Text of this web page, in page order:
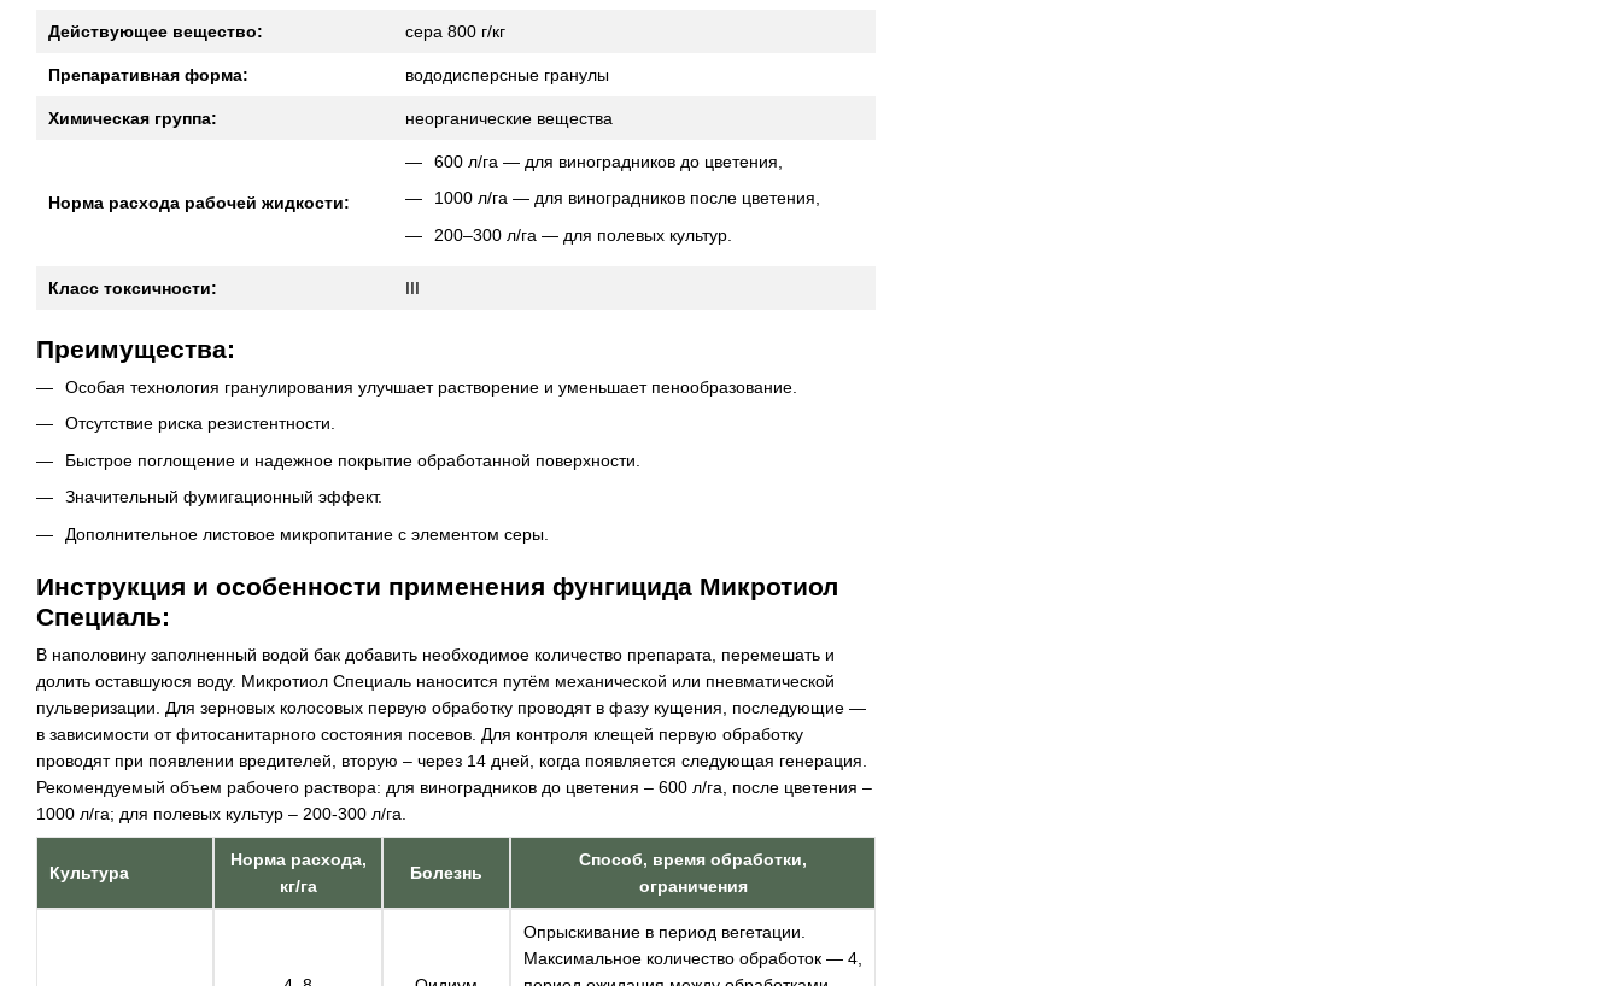
Действующее вещество: сера 800 г/кг
Препаративная форма: вододисперсные гранулы
Химическая группа: неорганические вещества
Норма расхода рабочей жидкости:
600 л/га — для виноградников до цветения,
1000 л/га — для виноградников после цветения,
200–300 л/га — для полевых культур.
Класс токсичности: III
Преимущества:
Особая технология гранулирования улучшает растворение и уменьшает пенообразование.
Отсутствие риска резистентности.
Быстрое поглощение и надежное покрытие обработанной поверхности.
Значительный фумигационный эффект.
Дополнительное листовое микропитание с элементом серы.
Инструкция и особенности применения фунгицида Микротиол
Специаль:
В наполовину заполненный водой бак добавить необходимое количество препарата, перемешать и
долить оставшуюся воду. Микротиол Специаль наносится путём механической или пневматической
пульверизации. Для зерновых колосовых первую обработку проводят в фазу кущения, последующие —
в зависимости от фитосанитарного состояния посевов. Для контроля клещей первую обработку
проводят при появлении вредителей, вторую – через 14 дней, когда появляется следующая генерация.
Рекомендуемый объем рабочего раствора: для виноградников до цветения – 600 л/га, после цветения –
1000 л/га; для полевых культур – 200-300 л/га.
Культура
Норма расхода,
кг/га
Болезнь
Способ, время обработки,
ограничения
Опрыскивание в период вегетации.
Максимальное количество обработок — 4,